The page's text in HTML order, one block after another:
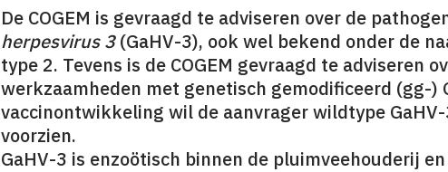
De COGEM is gevraagd te adviseren over de
herpesvirus 3(GaHV-3), ook wel bekend onder de
type 2. Tevens is de COGEM gevraagd te adviseren
werkzaamheden met genetisch gemodificeerd (gg-)
vaccinontwikkeling wil de aanvrager wildtype
voorzien.
GaHV-3 is enzoötisch binnen de pluimveehouderij